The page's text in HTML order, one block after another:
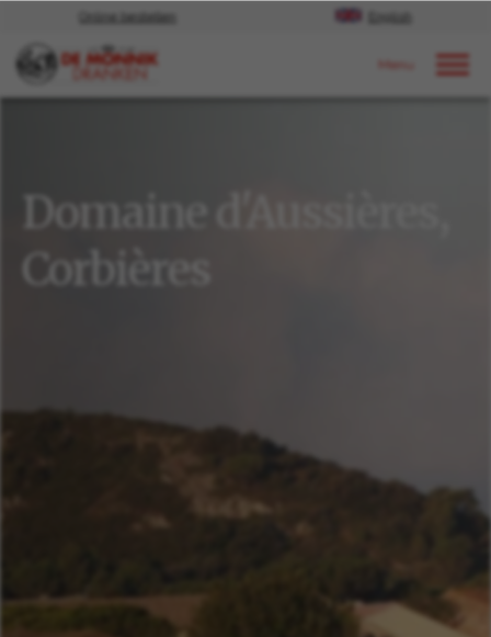
Online bestellen English
Domaine d'Aussières,
Corbières